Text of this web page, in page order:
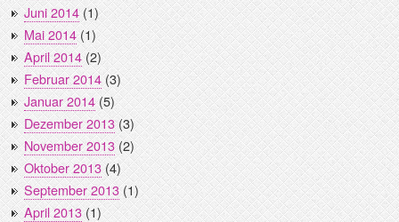
Juni 2014(1)
Mai 2014(1)
April 2014(2)
Februar 2014(3)
Januar 2014(5)
Dezember 2013(3)
November 2013(2)
Oktober 2013(4)
September 2013(1)
April 2013(1)